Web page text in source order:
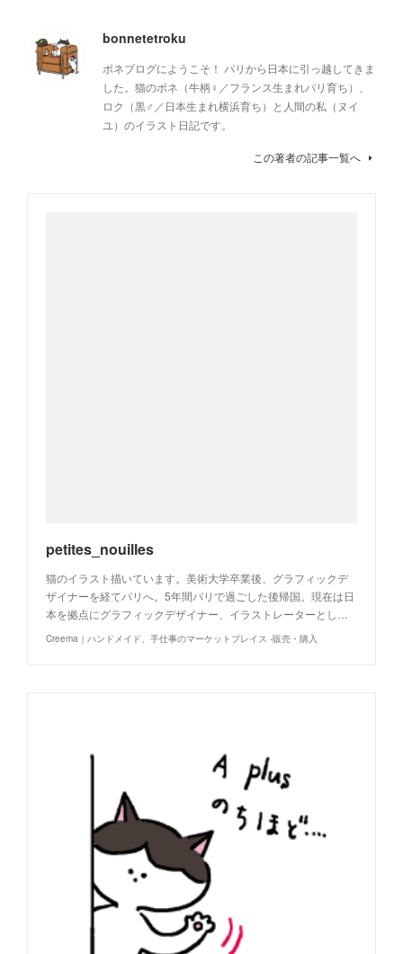
bonnetetroku
ボネブログにようこそ！ パリから日本に引っ越してきま
した。猫のボネ（牛柄♀／フランス生まれパリ育ち）、
ロク（黒♂／日本生まれ横浜育ち）と人間の私（ヌイ
ユ）のイラスト日記です。
この著者の記事一覧へ
petites_nouilles
猫のイラスト描いています。美術大学卒業後、グラフィックデ
ザイナーを経てパリへ。5年間パリで過ごした後帰国。現在は日
本を拠点にグラフィックデザイナー、イラストレーターとし…
Creema｜ハンドメイド、手仕事のマーケットプレイス -販売・購入